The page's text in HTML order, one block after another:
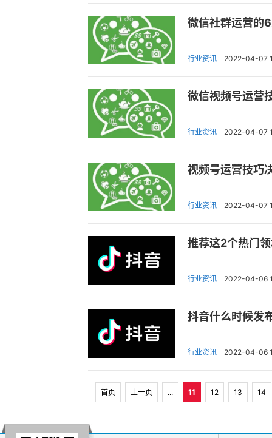
微信社群运营的
行业资讯 2022-04-07
微信视频号运营
行业资讯 2022-04-07
视频号运营技巧
行业资讯 2022-04-07
推荐这2个热门
行业资讯 2022-04-06
抖音什么时候发
行业资讯 2022-04-06
首页 上一页 ... 11 12 13 14